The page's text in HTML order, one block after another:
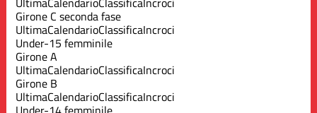
Girone C seconda fase
UltimaCalendarioClassificaIncroci
Under-15 femminile
Girone A
UltimaCalendarioClassificaIncroci
Girone B
UltimaCalendarioClassificaIncroci